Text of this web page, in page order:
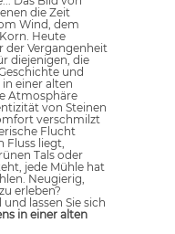
die Zeit
Wind, dem
Heute
der Vergangenheit
diejenigen, die
und
einer alten
Atmosphäre
von Steinen
verschmilzt
Flucht
Fluss liegt,
Tals oder
jede Mühle hat
Neugierig,
erleben?
lassen Sie sich
in einer alten